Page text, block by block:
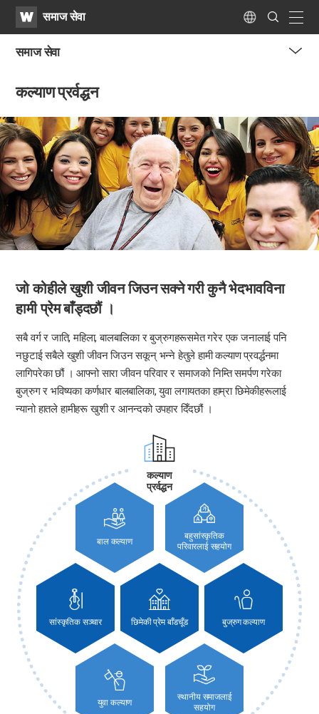
WATVसमाज सेवा Language
Search
Submit
समाज सेवा
कल्याण प्रर्वद्धन
जो कोहीले खुशी जीवन जिउन सक्ने गरी कुनै भेदभावविना
हामी प्रेम बाँड्दछौं ।
सबै वर्ग र जाति, महिला, बालबालिका र बुज्रुगहरूसमेत गरेर एक जनालाई पनि
नछुटाई सबैले खुशी जीवन जिउन सकून् भन्ने हेतुले हामी कल्याण प्रवर्द्धनमा
लागिपरेका छौं । आफ्नो सारा जीवन परिवार र समाजको निम्ति समर्पण गरेका
बुज्रुग र भविष्यका कर्णधार बालबालिका, युवा लगायतका हाम्रा छिमेकीहरूलाई
न्यानो हातले हामीहरू खुशी र आनन्दको उपहार दिँदछौं ।
कल्याण
प्रर्वद्धन
बाल कल्याण
बहुसांस्कृतिक
परिवारलाई सहयोग
सांस्कृतिक सञ्चार छिमेकी प्रेम बाँडचूँड बुज्रुग कल्याण
युवा कल्याण
स्थानीय समाजलाई
सहयोग